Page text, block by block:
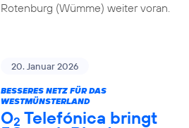
Rotenburg (Wümme) weiter voran.
20. Januar 2026
BESSERES NETZ FÜR DAS
WESTMÜNSTERLAND
O2 Telefónica bringt